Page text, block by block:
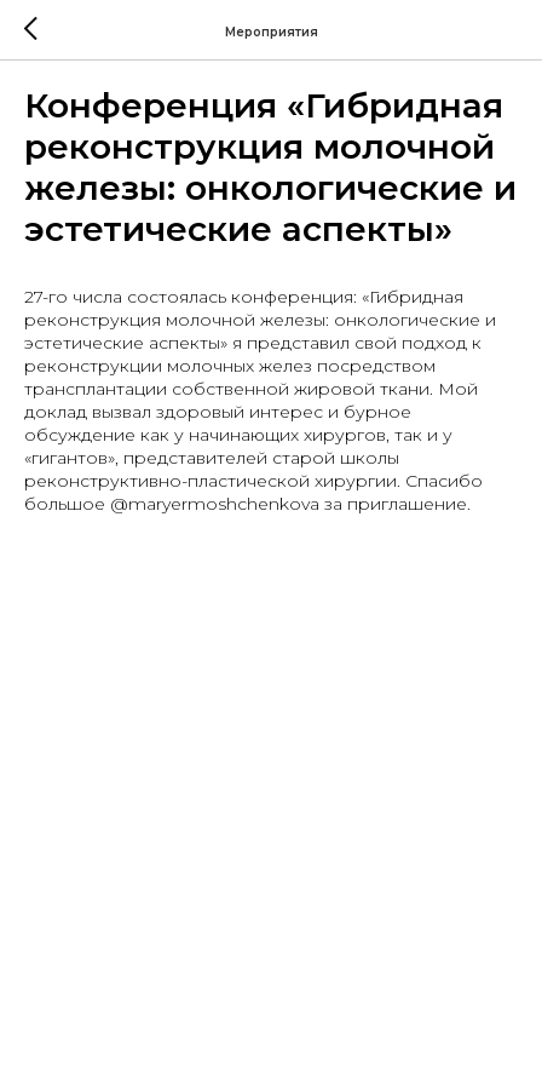
Мероприятия
Конференция «Гибридная
реконструкция молочной
железы: онкологические и
эстетические аспекты»
27-го числа состоялась конференция: «Гибридная
реконструкция молочной железы: онкологические и
эстетические аспекты» я представил свой подход к
реконструкции молочных желез посредством
трансплантации собственной жировой ткани. Мой
доклад вызвал здоровый интерес и бурное
обсуждение как у начинающих хирургов, так и у
«гигантов», представителей старой школы
реконструктивно-пластической хирургии. Спасибо
большое @maryermoshchenkova за приглашение.